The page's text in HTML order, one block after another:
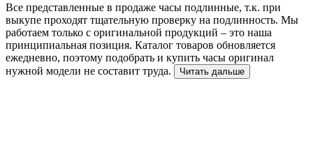
Все представленные в продаже часы подлинные, т.к. при
выкупе проходят тщательную проверку на подлинность. Мы
работаем только с оригинальной продукций – это наша
принципиальная позиция. Каталог товаров обновляется
ежедневно, поэтому подобрать и купить часы оригинал
нужной модели не составит труда.
Читать дальше